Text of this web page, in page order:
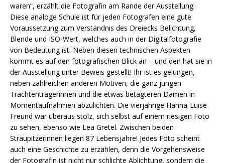
waren“, erzählt die Fotografin am Rande der Ausstellung.
Diese analoge Schule ist für jeden Fotografen eine gute
Voraussetzung zum Verständnis des Dreiecks Belichtung,
Blende und ISO-Wert, welches auch in der Digitalfotografie
von Bedeutung ist. Neben diesen technischen Aspekten
kommt es auf den fotografischen Blick an – und den hat sie in
der Ausstellung unter Beweis gestellt! Ihr ist es gelungen,
neben zahlreichen anderen Motiven, die ganz jungen
Trachtenträgerinnen und die etwas betagteren Damen in
Momentaufnahmen abzulichten. Die vierjährige Hanna-Luise
Freund war überaus stolz, sich selbst auf einem riesigen Foto
zu sehen, ebenso wie Lea Gretel. Zwischen beiden
Straupitzerinnen liegen 87 Lebensjahre! Jedes Foto scheint
auch eine Geschichte zu erzählen, denn die Vorgehensweise
der Fotografin ist nicht nur schlichte Ablichtung, sondern die